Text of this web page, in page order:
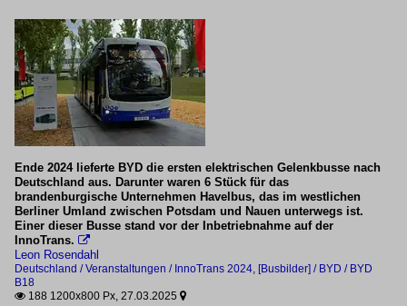
[PL] MPL Wroclaw
PESA Twist 146N
Tschechien
80-90 (ComfortJet)
United Kingdom
Multi-mode locos
Class 99
Ende 2024 lieferte BYD die ersten elektrischen Gelenkbusse nach
Deutschland aus. Darunter waren 6 Stück für das
brandenburgische Unternehmen Havelbus, das im westlichen
Berliner Umland zwischen Potsdam und Nauen unterwegs ist.
Einer dieser Busse stand vor der Inbetriebnahme auf der
InnoTrans. 
Leon Rosendahl
Deutschland / Veranstaltungen / InnoTrans 2024, [Busbilder] / BYD / BYD
B18
 188 1200x800 Px, 27.03.2025 